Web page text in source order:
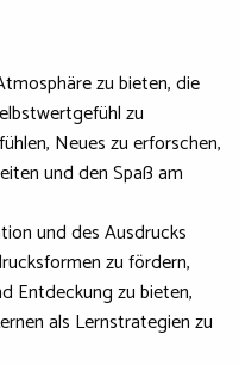
zu bieten, die
zu
Neues zu erforschen,
und den Spaß am
und des Ausdrucks
zu fördern,
Entdeckung zu bieten,
als Lernstrategien zu